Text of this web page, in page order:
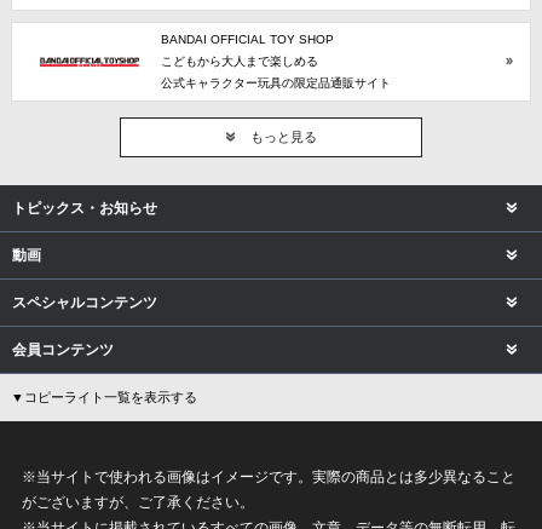
BANDAI OFFICIAL TOY SHOP
こどもから大人まで楽しめる
公式キャラクター玩具の限定品通販サイト
もっと見る
トピックス・お知らせ
動画
スペシャルコンテンツ
会員コンテンツ
▼コピーライト一覧を表示する
※当サイトで使われる画像はイメージです。実際の商品とは多少異なること
がございますが、ご了承ください。